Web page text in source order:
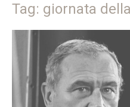
Tag: giornata